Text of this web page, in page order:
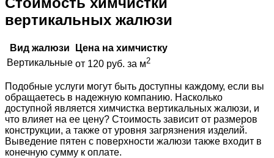
вертикальных жалюзи
Вид жалюзи
Цена на химчистку
Вертикальные от 120 руб. за м2
Подобные услуги могут быть доступны каждому, если вы
обращаетесь в надежную компанию. Насколько
доступной является химчистка вертикальных жалюзи, и
что влияет на ее цену? Стоимость зависит от размеров
конструкции, а также от уровня загрязнения изделий.
Выведение пятен с поверхности жалюзи также входит в
конечную сумму к оплате.